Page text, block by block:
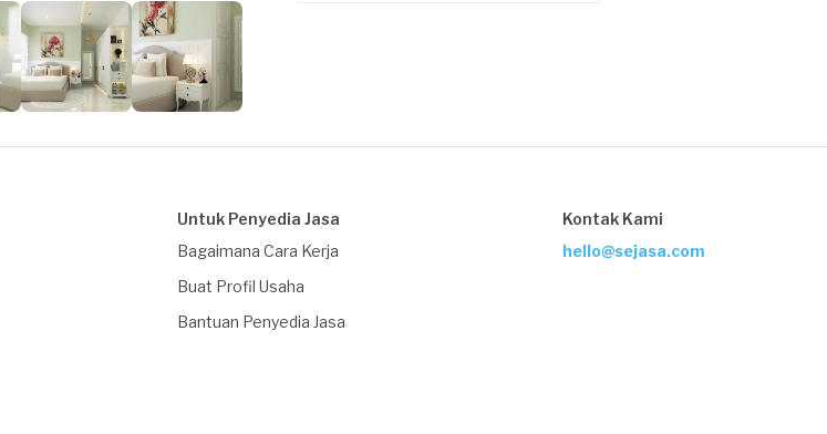
Untuk Penyedia Jasa
Bagaimana Cara Kerja
Buat Profil Usaha
Bantuan Penyedia Jasa
Kontak Kami
hello@sejasa.com